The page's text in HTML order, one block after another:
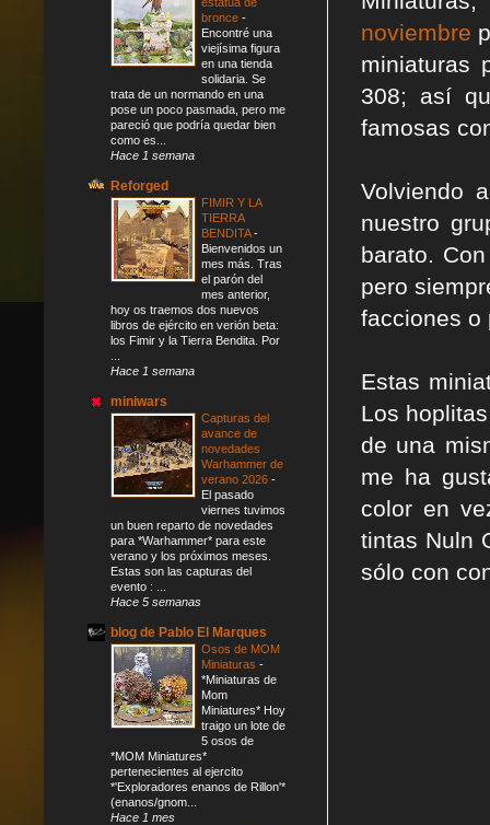
noviembre
miniaturas
308; así
famosas
Volviendo
nuestro
barato.
pero
facciones o
Estas
Los
de una
me ha
color en
tintas Nuln
sólo con
bronce -
Encontré una
viejísima figura
en una tienda
solidaria. Se
trata de un normando en una
pose un poco pasmada, pero me
pareció que podría quedar bien
como es...
Hace 1 semana
Reforged
FIMIR Y LA
TIERRA
BENDITA-
Bienvenidos un
mes más. Tras
el parón del
mes anterior,
hoy os traemos dos nuevos
libros de ejército en verión beta:
los Fimir y la Tierra Bendita. Por
Hace 1 semana
miniwars
Capturas del
avance de
novedades
Warhammer de
verano 2026 -
El pasado
viernes tuvimos
un buen reparto de novedades
para *Warhammer* para este
verano y los próximos meses.
Estas son las capturas del
evento : ...
Hace 5 semanas
blog de Pablo El Marques
Osos de MOM
Miniaturas -
*Miniaturas de
Mom
Miniatures* Hoy
traigo un lote de
5 osos de
*MOM Miniatures*
pertenecientes al ejercito
*'Exploradores enanos de Rillon'*
(enanos/gnom...
Hace 1 mes